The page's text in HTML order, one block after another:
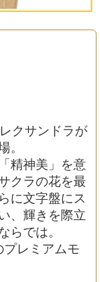
クサンドラが
。
精神美」を意
クラの花を最
に文字盤にス
、輝きを際立
らでは。
レミアムモ